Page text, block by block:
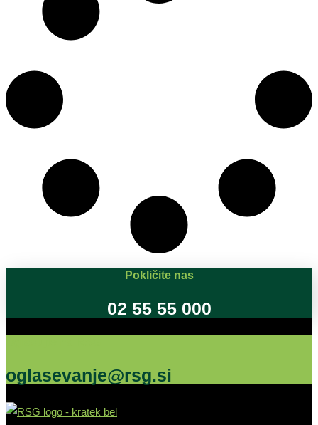
Pokličite nas
02 55 55 000
oglasevanje@rsg.si